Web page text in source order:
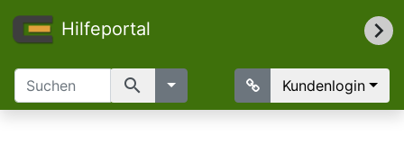
Hilfeportal
search Kundenlogin